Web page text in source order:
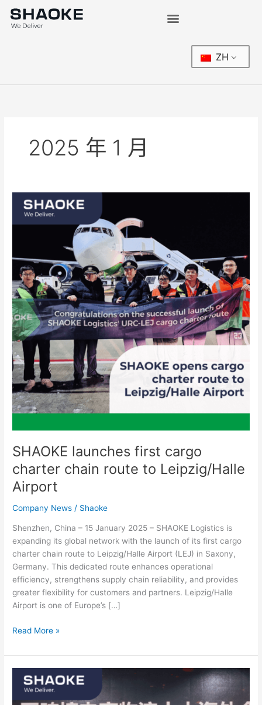
ZH
2025 年 1 月
SHAOKE launches first cargo
charter chain route to Leipzig/Halle
Airport
Company News / Shaoke
Shenzhen, China – 15 January 2025 – SHAOKE Logistics is
expanding its global network with the launch of its first cargo
charter chain route to Leipzig/Halle Airport (LEJ) in Saxony,
Germany. This dedicated route enhances operational
efficiency, strengthens supply chain reliability, and provides
greater flexibility for customers and partners. Leipzig/Halle
Airport is one of Europe’s […]
SHAOKE
launches
first
chain
route
to
Leipzig/Halle
Airport
Read More »
SHAOKE
participates
in